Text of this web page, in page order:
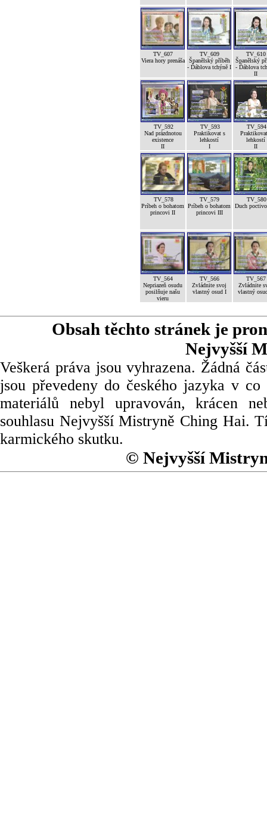
TV_607
Viera hory prenáša
TV_609
Španělský příběh
- Ďáblova tchýně I
TV_610
Španělský
- Ďáblova
II
TV_592
Nad prázdnotou
existence
II
TV_593
Praktikovat s
lehkostí
I
TV_594
lehkostí
II
TV_578
Príbeh o bohatom
princovi II
TV_579
Príbeh o bohatom
princovi III
TV_580
Duch
TV_564
Nepriazeň osudu
posilňuje našu
vieru
TV_566
Zvládnite svoj
vlastný osud I
TV_567
Zvládnite
vlastný
Obsah těchto stránek je
Nejvyšší
Veškerá práva jsou vyhrazena. Žádná
jsou převedeny do českého jazyka v
materiálů nebyl upravován, krácen
souhlasu Nejvyšší Mistryně Ching Hai.
karmického skutku.
© Nejvyšší